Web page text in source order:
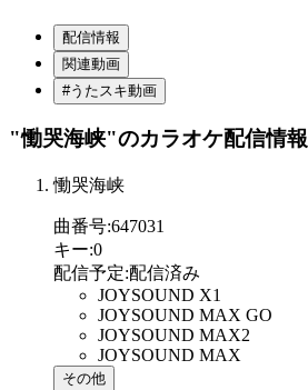
配信情報
関連動画
#うたスキ動画
"慟哭海峡"のカラオケ配信情報
慟哭海峡
曲番号:647031
キー:0
配信予定:配信済み
JOYSOUND X1
JOYSOUND MAX GO
JOYSOUND MAX2
JOYSOUND MAX
その他